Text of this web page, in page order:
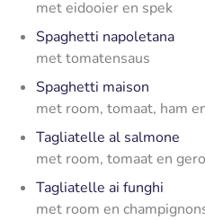
met eidooier en spek
Spaghetti napoletana
met tomatensaus
Spaghetti maison
met room, tomaat, ham
Tagliatelle al salmone
met room, tomaat en
Tagliatelle ai funghi
met room en